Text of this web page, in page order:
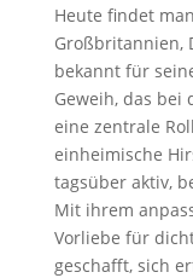
Heute findet
Großbritannien,
bekannt für
Geweih, das
eine zentrale
einheimische
tagsüber aktiv,
Mit ihrem
Vorliebe für
geschafft, sich